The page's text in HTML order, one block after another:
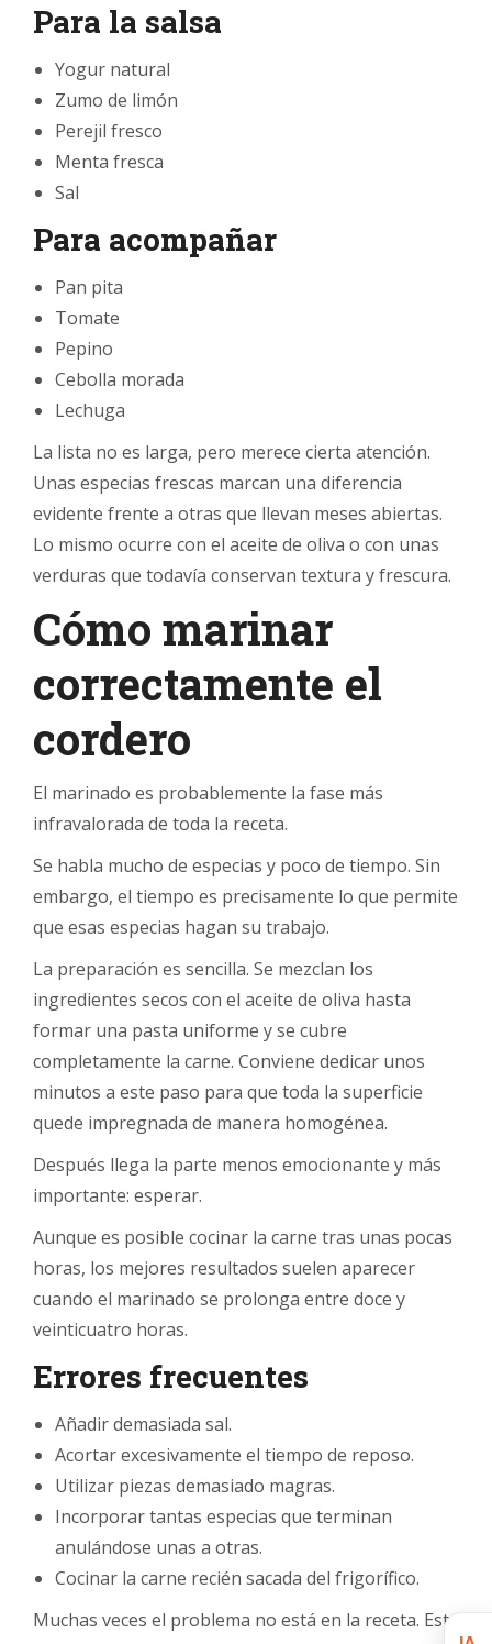
Para la salsa
Yogur natural
Zumo de limón
Perejil fresco
Menta fresca
Sal
Para acompañar
Pan pita
Tomate
Pepino
Cebolla morada
Lechuga
La lista no es larga, pero merece cierta atención.
Unas especias frescas marcan una diferencia
evidente frente a otras que llevan meses abiertas.
Lo mismo ocurre con el aceite de oliva o con unas
verduras que todavía conservan textura y frescura.
Cómo marinar
correctamente el
cordero
El marinado es probablemente la fase más
infravalorada de toda la receta.
Se habla mucho de especias y poco de tiempo. Sin
embargo, el tiempo es precisamente lo que permite
que esas especias hagan su trabajo.
La preparación es sencilla. Se mezclan los
ingredientes secos con el aceite de oliva hasta
formar una pasta uniforme y se cubre
completamente la carne. Conviene dedicar unos
minutos a este paso para que toda la superficie
quede impregnada de manera homogénea.
Después llega la parte menos emocionante y más
importante: esperar.
Aunque es posible cocinar la carne tras unas pocas
horas, los mejores resultados suelen aparecer
cuando el marinado se prolonga entre doce y
veinticuatro horas.
Errores frecuentes
Añadir demasiada sal.
Acortar excesivamente el tiempo de reposo.
Utilizar piezas demasiado magras.
Incorporar tantas especias que terminan
anulándose unas a otras.
Cocinar la carne recién sacada del frigorífico.
Muchas veces el problema no está en la receta. Está